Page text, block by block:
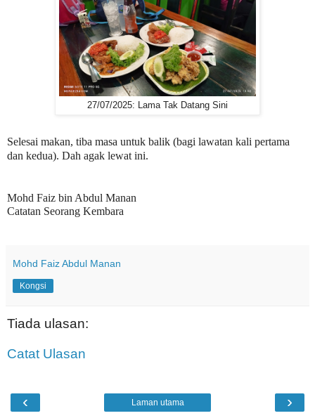
27/07/2025: Lama Tak Datang Sini
Selesai makan, tiba masa untuk balik (bagi lawatan kali pertama
dan kedua). Dah agak lewat ini.
Mohd Faiz bin Abdul Manan
Catatan Seorang Kembara
Mohd Faiz Abdul Manan
Kongsi
Tiada ulasan:
Catat Ulasan
‹ ›
Laman utama